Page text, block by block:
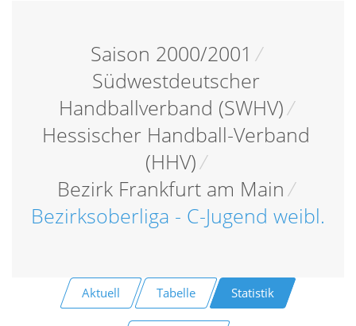
Saison 2000/2001 /
Südwestdeutscher
Handballverband (SWHV)/
Hessischer Handball-Verband
(HHV)/
Bezirk Frankfurt am Main /
Bezirksoberliga - C-Jugend weibl.
Aktuell Tabelle Statistik